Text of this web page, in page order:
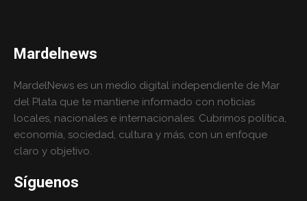
Mardelnews
MardelNews es un medio digital independiente de Mar
del Plata que te mantiene informado con noticias
locales, nacionales e internacionales. Cubrimos política,
economía, sociedad, cultura y más, con un enfoque
claro y objetivo.
Síguenos